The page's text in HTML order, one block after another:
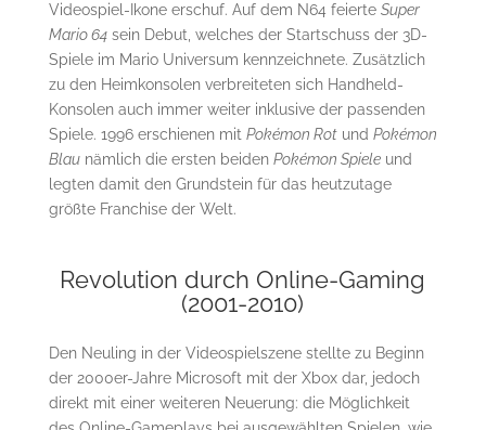
Videospiel-Ikone erschuf. Auf dem N64 feierte Super
Mario 64sein Debut, welches der Startschuss der 3D-
Spiele im Mario Universum kennzeichnete. Zusätzlich
zu den Heimkonsolen verbreiteten sich Handheld-
Konsolen auch immer weiter inklusive der passenden
Spiele. 1996 erschienen mit Pokémon Rotund Pokémon
Blaunämlich die ersten beiden Pokémon Spieleund
legten damit den Grundstein für das heutzutage
größte Franchise der Welt.
Revolution durch Online-Gaming
(2001-2010)
Den Neuling in der Videospielszene stellte zu Beginn
der 2000er-Jahre Microsoft mit der Xbox dar, jedoch
direkt mit einer weiteren Neuerung: die Möglichkeit